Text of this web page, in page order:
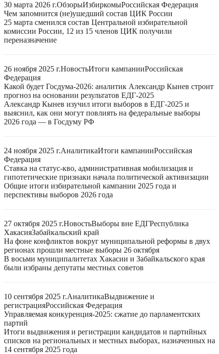
30 марта 2026 г.ОбзорыИзбиркомыРоссийская Федерация
Чем запомнится (не)ушедший состав ЦИК России
25 марта сменился состав Центральной избирательной
комиссии России, 12 из 15 членов ЦИК получили
переназначение
26 ноября 2025 г.НовостьИтоги кампанииРоссийская
Федерация
Какой будет Госдума-2026: аналитик Александр Кынев строит
прогноз на основании результатов ЕДГ-2025
Александр Кынев изучил итоги выборов в ЕДГ-2025 и
выяснил, как они могут повлиять на федеральные выборы
2026 года — в Госдуму РФ
24 ноября 2025 г.АналитикаИтоги кампанииРоссийская
Федерация
Ставка на статус-кво, административная мобилизация и
гипотетические признаки начала политической активизации
Общие итоги избирательной кампании 2025 года и
перспективы выборов 2026 года
27 октября 2025 г.НовостьВыборы вне ЕДГРеспублика
ХакасияЗабайкальский край
На фоне конфликтов вокруг муниципальной реформы в двух
регионах прошли местные выборы 26 октября
В восьми муниципалитетах Хакасии и Забайкальского края
были избраны депутаты местных советов
10 сентября 2025 г.АналитикаВыдвижение и
регистрацияРоссийская Федерация
Управляемая конкуренция-2025: сжатие до парламентских
партий
Итоги выдвижения и регистрации кандидатов и партийных
списков на региональных и местных выборах, назначенных на
14 сентября 2025 года